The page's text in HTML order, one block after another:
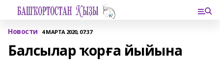
Новости 4 МАРТА 2020, 07:37
Балсылар ҡорға йыйына